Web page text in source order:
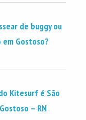
de buggy ou
Gostoso?
Kitesurf é São
– RN